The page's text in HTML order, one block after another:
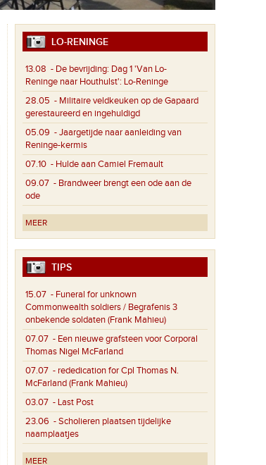
LO-RENINGE
13.08 - De bevrijding: Dag 1 'Van Lo-
Reninge naar Houthulst': Lo-Reninge
28.05 - Militaire veldkeuken op de Gapaard
gerestaureerd en ingehuldigd
05.09 - Jaargetijde naar aanleiding van
Reninge-kermis
07.10 - Hulde aan Camiel Fremault
09.07 - Brandweer brengt een ode aan de
ode
MEER
TIPS
15.07 - Funeral for unknown
Commonwealth soldiers / Begrafenis 3
onbekende soldaten (Frank Mahieu)
07.07 - Een nieuwe grafsteen voor Corporal
Thomas Nigel McFarland
07.07 - rededication for Cpl Thomas N.
McFarland (Frank Mahieu)
03.07 - Last Post
23.06 - Scholieren plaatsen tijdelijke
naamplaatjes
MEER